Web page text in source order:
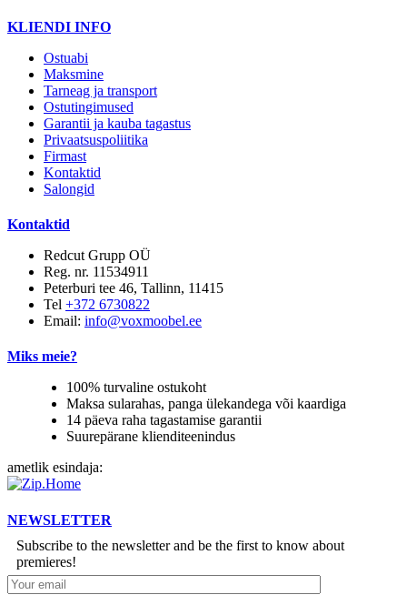
KLIENDI INFO
Ostuabi
Maksmine
Tarneag ja transport
Ostutingimused
Garantii ja kauba tagastus
Privaatsuspoliitika
Firmast
Kontaktid
Salongid
Kontaktid
Redcut Grupp OÜ
Reg. nr. 11534911
Peterburi tee 46, Tallinn, 11415
Tel +372 6730822
Email: info@voxmoobel.ee
Miks meie?
100% turvaline ostukoht
Maksa sularahas, panga ülekandega või kaardiga
14 päeva raha tagastamise garantii
Suurepärane klienditeenindus
ametlik esindaja:
NEWSLETTER
Subscribe to the newsletter and be the first to know about
premieres!